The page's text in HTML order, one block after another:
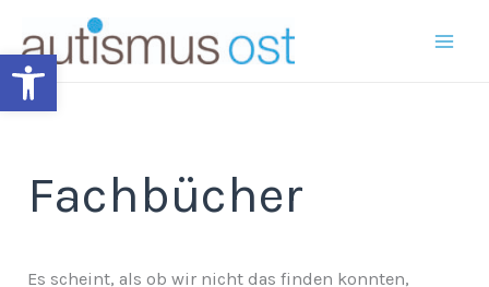
Open toolbar
Inhalt
springen
Fachbücher
Es scheint, als ob wir nicht das finden konnten,
nach: